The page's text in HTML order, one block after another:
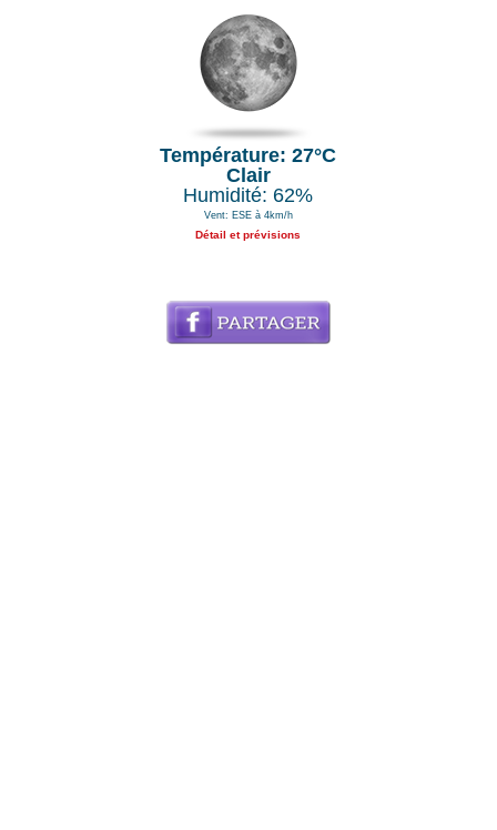
Température: 27°C
Clair
Humidité: 62%
Vent: ESE à 4km/h
Détail et prévisions